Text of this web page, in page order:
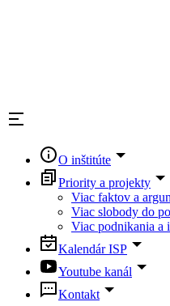
O inštitúte
Priority a projekty
Viac faktov a
Viac slobody do
Viac podnikania a
Kalendár ISP
Youtube kanál
Kontakt